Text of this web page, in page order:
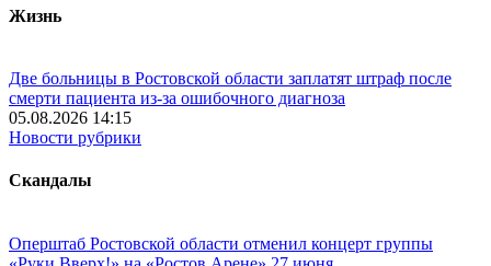
Жизнь
Две больницы в Ростовской области заплатят штраф после
смерти пациента из-за ошибочного диагноза
05.08.2026 14:15
Новости рубрики
Скандалы
Оперштаб Ростовской области отменил концерт группы